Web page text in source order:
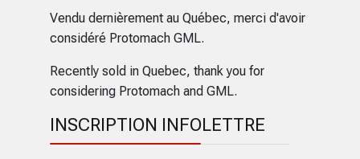
Vendu dernièrement au Québec, merci d'avoir
considéré Protomach GML.
Recently sold in Quebec, thank you for
considering Protomach and GML.
INSCRIPTION INFOLETTRE